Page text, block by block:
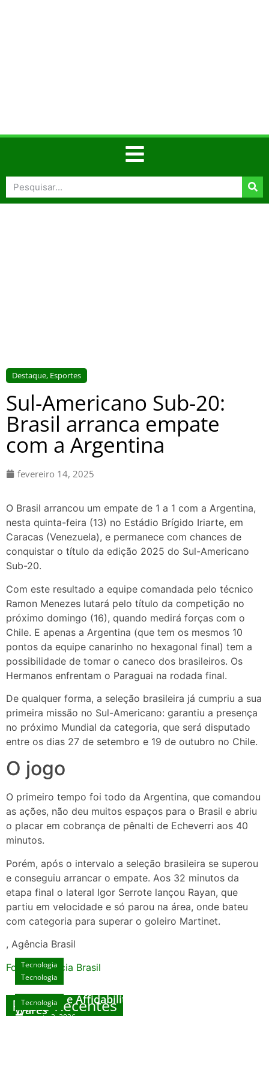
Destaque, Esportes
Sul-Americano Sub-20:
Brasil arranca empate
com a Argentina
fevereiro 14, 2025
O Brasil arrancou um empate de 1 a 1 com a Argentina,
nesta quinta-feira (13) no Estádio Brígido Iriarte, em
Caracas (Venezuela), e permanece com chances de
conquistar o título da edição 2025 do Sul-Americano
Sub-20.
Com este resultado a equipe comandada pelo técnico
Ramon Menezes lutará pelo título da competição no
próximo domingo (16), quando medirá forças com o
Chile. E apenas a Argentina (que tem os mesmos 10
pontos da equipe canarinho no hexagonal final) tem a
possibilidade de tomar o caneco dos brasileiros. Os
Hermanos enfrentam o Paraguai na rodada final.
De qualquer forma, a seleção brasileira já cumpriu a sua
primeira missão no Sul-Americano: garantiu a presença
no próximo Mundial da categoria, que será disputado
entre os dias 27 de setembro e 19 de outubro no Chile.
O jogo
O primeiro tempo foi todo da Argentina, que comandou
as ações, não deu muitos espaços para o Brasil e abriu
o placar em cobrança de pênalti de Echeverri aos 40
minutos.
Porém, após o intervalo a seleção brasileira se superou
e conseguiu arrancar o empate. Aos 32 minutos da
etapa final o lateral Igor Serrote lançou Rayan, que
partiu em velocidade e só parou na área, onde bateu
com categoria para superar o goleiro Martinet.
, Agência Brasil
Fonte: Agencia Brasil
Posts Recentes
Tecnologia
Unlock Exclusive Rewards at The Big Dog
House
agosto 3, 2026
Tecnologia
Sicurezza e Affidabilità di Mr Nulls Wicked
Wares
Tecnologia
Tecnologia